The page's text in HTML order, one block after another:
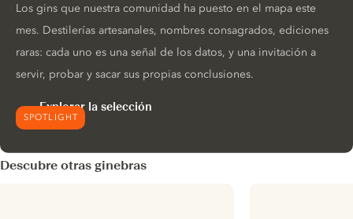
SPOTLIGHT
Los gins que nuestra comunidad ha puesto en el mapa este
mes. Destilerías artesanales, nombres consagrados, ediciones
raras: cada uno es una señal de los datos, y una invitación a
servir, probar y sacar sus propias conclusiones.
Explorar la selección
Descubre otras ginebras